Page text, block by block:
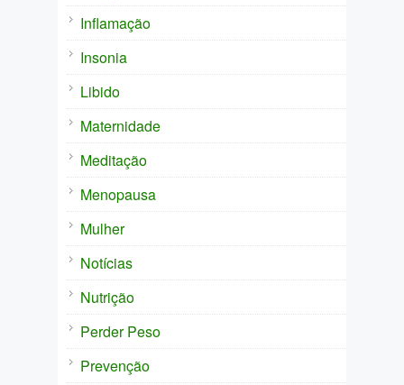
Inflamação
Insonia
Libido
Maternidade
Meditação
Menopausa
Mulher
Notícias
Nutrição
Perder Peso
Prevenção